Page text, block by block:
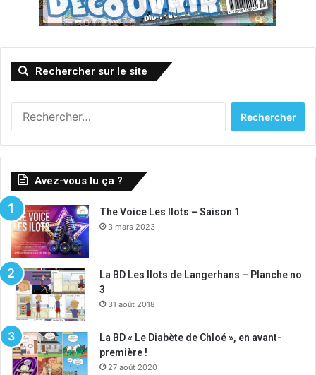
Rechercher sur le site
Avez-vous lu ça ?
The Voice Les Ilots – Saison 1
3 mars 2023
La BD Les Ilots de Langerhans – Planche no
3
31 août 2018
La BD « Le Diabète de Chloé », en avant-
première !
27 août 2020